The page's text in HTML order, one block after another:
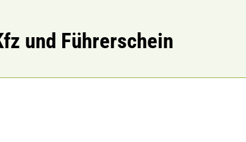
und Führerschein